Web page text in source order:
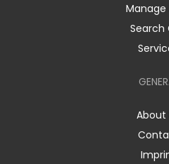
Manage
Search
About